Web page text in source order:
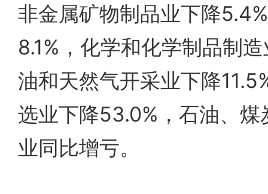
非金属矿物制品业下降
8.1%，化学和化学制品制
油和天然气开采业下降
选业下降53.0%，石油、煤
业同比增亏。